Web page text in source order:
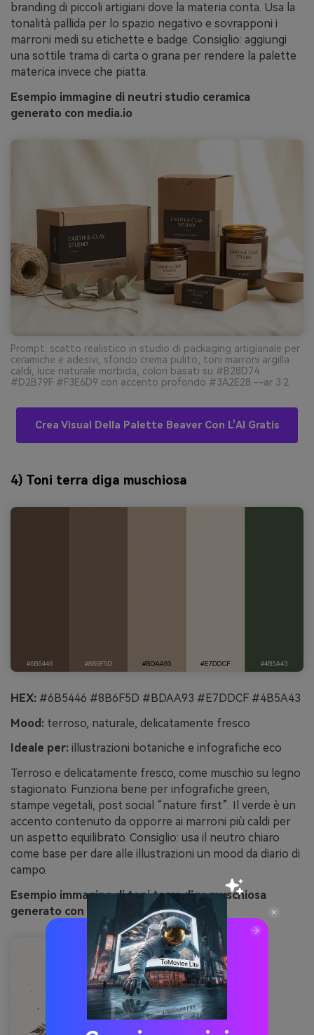
branding di piccoli artigiani dove la materia conta. Usa la
tonalità pallida per lo spazio negativo e sovrapponi i
marroni medi su etichette e badge. Consiglio: aggiungi
una sottile trama di carta o grana per rendere la palette
materica invece che piatta.
Esempio immagine di neutri studio ceramica
generato con media.io
Prompt: scatto realistico in studio di packaging artigianale per
ceramiche e adesivi, sfondo crema pulito, toni marroni argilla
caldi, luce naturale morbida, colori basati su #B28D74
#D2B79F #F3E6D9 con accento profondo #3A2E28 --ar 3:2
Crea Visual Della Palette Beaver Con L’AI Gratis
4) Toni terra diga muschiosa
HEX: #6B5446 #8B6F5D #BDAA93 #E7DDCF #4B5A43
Mood: terroso, naturale, delicatamente fresco
Ideale per: illustrazioni botaniche e infografiche eco
Terroso e delicatamente fresco, come muschio su legno
stagionato. Funziona bene per infografiche green,
stampe vegetali, post social “nature first”. Il verde è un
accento contenuto da opporre ai marroni più caldi per
un aspetto equilibrato. Consiglio: usa il neutro chiaro
come base per dare alle illustrazioni un mood da diario di
campo.
Esempio immagine di toni terra diga muschiosa
generato con media.io